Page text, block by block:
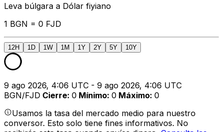
Leva búlgara a Dólar fiyiano
1 BGN = 0 FJD
12H 1D 1W 1M 1Y 2Y 5Y 10Y
9 ago 2026, 4:06 UTC - 9 ago 2026, 4:06 UTC
BGN/FJD Cierre: 0 Mínimo: 0 Máximo: 0
Usamos la tasa del mercado medio para nuestro
conversor. Esto solo tiene fines informativos. No